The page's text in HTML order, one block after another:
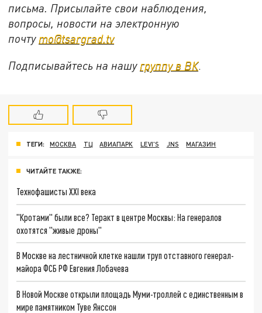
письма. Присылайте свои наблюдения,
вопросы, новости на электронную
почту mo@tsargrad.tv
Подписывайтесь на нашу группу в ВК.
ТЕГИ: МОСКВА ТЦ АВИАПАРК LEVI'S JNS МАГАЗИН
ЧИТАЙТЕ ТАКЖЕ:
Технофашисты XXI века
"Кротами" были все? Теракт в центре Москвы: На генералов
охотятся "живые дроны"
В Москве на лестничной клетке нашли труп отставного генерал-
майора ФСБ РФ Евгения Лобачева
В Новой Москве открыли площадь Муми-троллей с единственным в
мире памятником Туве Янссон